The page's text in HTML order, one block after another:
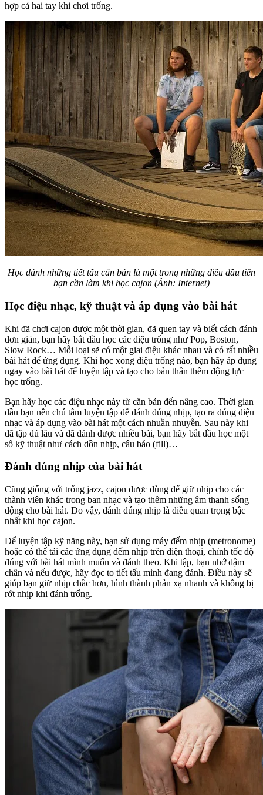
hợp cả hai tay khi chơi trống.
Học đánh những tiết tấu căn bản là một trong những điều đầu tiên
bạn cần làm khi học cajon (Ảnh: Internet)
Học điệu nhạc, kỹ thuật và áp dụng vào bài hát
Khi đã chơi cajon được một thời gian, đã quen tay và biết cách đánh
đơn giản, bạn hãy bắt đầu học các điệu trống như Pop, Boston,
Slow Rock… Mỗi loại sẽ có một giai điệu khác nhau và có rất nhiều
bài hát để ứng dụng. Khi học xong điệu trống nào, bạn hãy áp dụng
ngay vào bài hát để luyện tập và tạo cho bản thân thêm động lực
học trống.
Bạn hãy học các điệu nhạc này từ căn bản đến nâng cao. Thời gian
đầu bạn nên chú tâm luyện tập để đánh đúng nhịp, tạo ra đúng điệu
nhạc và áp dụng vào bài hát một cách nhuần nhuyễn. Sau này khi
đã tập đủ lâu và đã đánh được nhiều bài, bạn hãy bắt đầu học một
số kỹ thuật như cách dồn nhịp, câu báo (fill)…
Đánh đúng nhịp của bài hát
Cũng giống với trống jazz, cajon được dùng để giữ nhịp cho các
thành viên khác trong ban nhạc và tạo thêm những âm thanh sống
động cho bài hát. Do vậy, đánh đúng nhịp là điều quan trọng bậc
nhất khi học cajon.
Để luyện tập kỹ năng này, bạn sử dụng máy đếm nhịp (metronome)
hoặc có thể tải các ứng dụng đếm nhịp trên điện thoại, chỉnh tốc độ
đúng với bài hát mình muốn và đánh theo. Khi tập, bạn nhớ dậm
chân và nếu được, hãy đọc to tiết tấu mình đang đánh. Điều này sẽ
giúp bạn giữ nhịp chắc hơn, hình thành phản xạ nhanh và không bị
rớt nhịp khi đánh trống.